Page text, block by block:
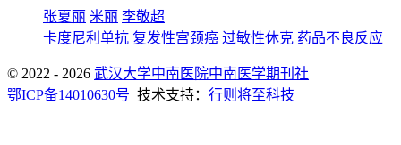
张夏丽 米丽 李敬超
卡度尼利单抗 复发性宫颈癌 过敏性休克 药品不良反应
© 2022 - 2026 武汉大学中南医院中南医学期刊社
鄂ICP备14010630号 技术支持： 行则将至科技